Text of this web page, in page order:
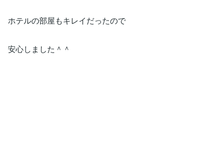
ホテルの部屋もキレイだったので
安心しました＾＾